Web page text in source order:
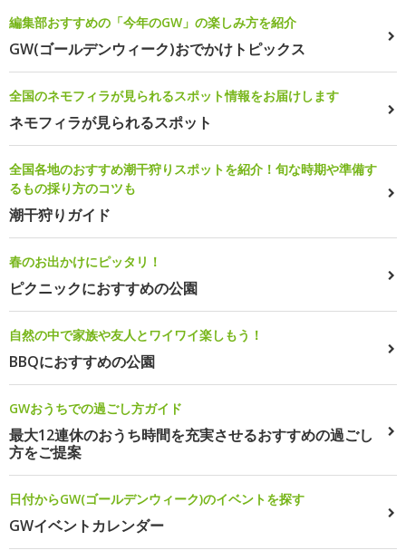
編集部おすすめの「今年のGW」の楽しみ方を紹介
GW(ゴールデンウィーク)おでかけトピックス
全国のネモフィラが見られるスポット情報をお届けします
ネモフィラが見られるスポット
全国各地のおすすめ潮干狩りスポットを紹介！旬な時期や準備す
るもの採り方のコツも
潮干狩りガイド
春のお出かけにピッタリ！
ピクニックにおすすめの公園
自然の中で家族や友人とワイワイ楽しもう！
BBQにおすすめの公園
GWおうちでの過ごし方ガイド
最大12連休のおうち時間を充実させるおすすめの過ごし
方をご提案
日付からGW(ゴールデンウィーク)のイベントを探す
GWイベントカレンダー